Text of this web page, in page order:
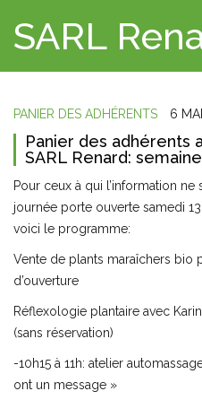
SARL
PANIER DES ADHÉRENTS 6
Panier des adhérents
SARL Renard:
Pour ceux à qui l’information
journée porte ouverte samedi
voici le programme:
Vente de plants maraîchers bio
d’ouverture
Réflexologie plantaire avec
(sans réservation)
-10h15 à 11h: atelier
ont un message »